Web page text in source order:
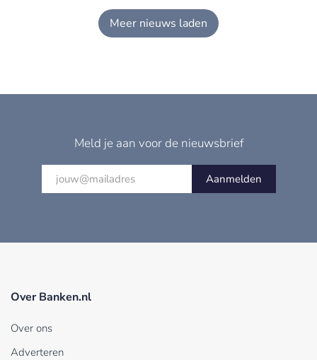
Meer nieuws laden
Meld je aan voor de nieuwsbrief
Aanmelden
Over Banken.nl
Over ons
Adverteren